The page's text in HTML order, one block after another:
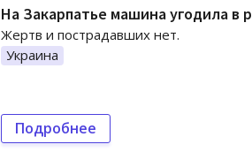
На Закарпатье машина угодила в
Жертв и пострадавших нет.
Украина
Подробнее